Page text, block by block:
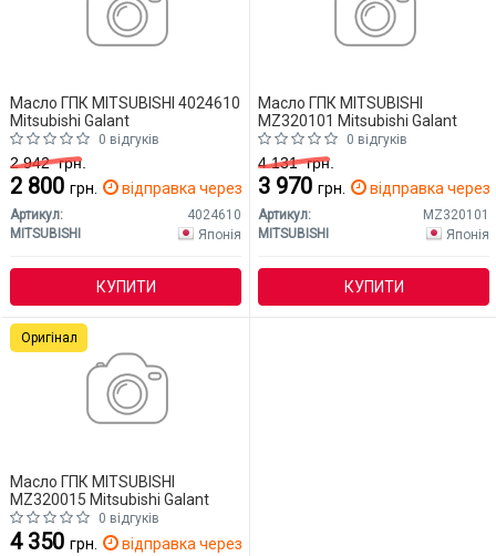
Масло ГПК MITSUBISHI 4024610
Mitsubishi Galant
0 відгуків
2 942грн.
2 800 грн. відправка через 2 дн.
Артикул:
4024610
MITSUBISHI
Японія
КУПИТИ
Масло ГПК MITSUBISHI
MZ320101 Mitsubishi Galant
0 відгуків
4 131грн.
3 970 грн. відправка через
Артикул:
MZ320101
MITSUBISHI
Японія
КУПИТИ
Масло ГПК MITSUBISHI
MZ320015 Mitsubishi Galant
0 відгуків
4 350 грн.
відправка через 14 дн.
Оригінал